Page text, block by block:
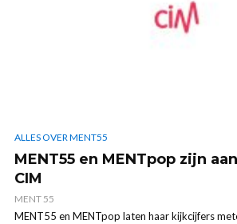
ALLES OVER MENT55
MENT55 en MENTpop zijn
CIM
MENT 55
MENT55 en MENTpop laten haar kijkcijfers